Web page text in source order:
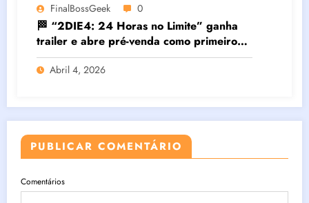
FinalBossGeek 0
🏁 “2DIE4: 24 Horas no Limite” ganha
trailer e abre pré-venda como primeiro
filme brasileiro em IMAX®
Abril 4, 2026
PUBLICAR COMENTÁRIO
Comentários